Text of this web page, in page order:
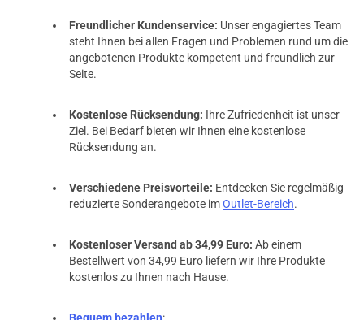
Freundlicher Kundenservice: Unser engagiertes Team
steht Ihnen bei allen Fragen und Problemen rund um die
angebotenen Produkte kompetent und freundlich zur
Seite.
Kostenlose Rücksendung: Ihre Zufriedenheit ist unser
Ziel. Bei Bedarf bieten wir Ihnen eine kostenlose
Rücksendung an.
Verschiedene Preisvorteile: Entdecken Sie regelmäßig
reduzierte Sonderangebote imOutlet-Bereich.
Kostenloser Versand ab 34,99 Euro: Ab einem
Bestellwert von 34,99 Euro liefern wir Ihre Produkte
kostenlos zu Ihnen nach Hause.